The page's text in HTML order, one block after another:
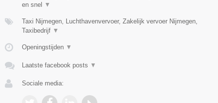
en snel
▼
Taxi Nijmegen, Luchthavenvervoer, Zakelijk vervoer Nijmegen,
Taxibedrijf ▼
Openingstijden ▼
Laatste facebook posts ▼
Sociale media: